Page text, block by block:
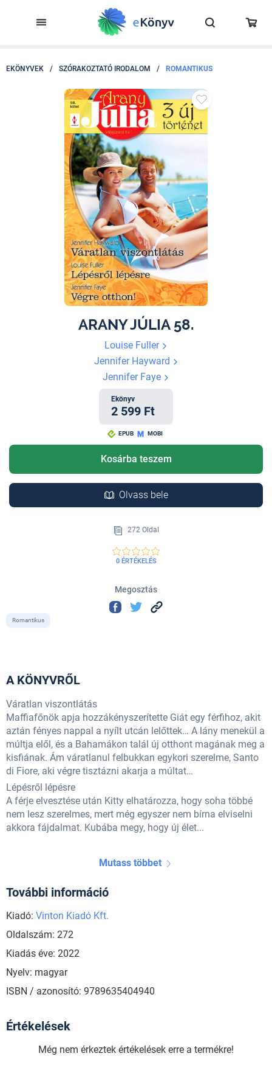
EKÖNYVEK / SZÓRAKOZTATÓ IRODALOM / ROMANTIKUS
ARANY JÚLIA 58.
Louise Fuller
Jennifer Hayward
Jennifer Faye
Ekönyv
2 599 Ft
EPUB MOBI
Kosárba teszem
Olvass bele
272 Oldal
0 ÉRTÉKELÉS
Megosztás
Romantikus
A KÖNYVRŐL
Váratlan viszontlátás
Maffiafőnök apja hozzákényszerítette Giát egy férfihoz, akit
aztán fényes nappal a nyílt utcán lelőttek… A lány menekül a
múltja elől, és a Bahamákon talál új otthont magának meg a
kisfiának. Ám váratlanul felbukkan egykori szerelme, Santo
di Fiore, aki végre tisztázni akarja a múltat…
Lépésről lépésre
A férje elvesztése után Kitty elhatározza, hogy soha többé
nem lesz szerelmes, mert még egyszer nem bírna elviselni
akkora fájdalmat. Kubába megy, hogy új élet...
Mutass többet
További információ
Kiadó: Vinton Kiadó Kft.
Oldalszám: 272
Kiadás éve: 2022
Nyelv: magyar
ISBN / azonosító: 9789635404940
Értékelések
Még nem érkeztek értékelések erre a termékre!